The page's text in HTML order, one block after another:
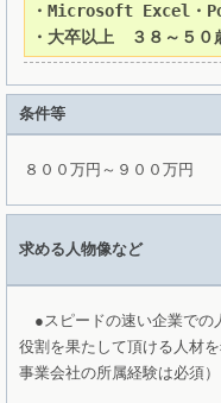
・Microsoft Excel・
・大卒以上　３８～５０
条件等
８００万円～９００万円
求める人物像など
●スピードの速い企業での
役割を果たして頂ける人材
事業会社の所属経験は必須）